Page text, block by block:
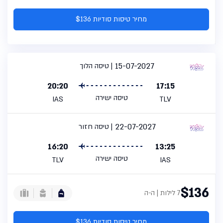
מחיר טיסות סודיות $136
טיסה הלוך
15-07-2027
17:15
TLV טיסה ישירה
20:20
IAS
טיסה חזור
22-07-2027
13:25
IAS טיסה ישירה
16:20
TLV
$1367 לילות | ה-ה